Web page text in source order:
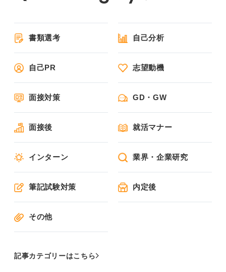
書類選考 自己分析
自己PR 志望動機
面接対策 GD・GW
面接後 就活マナー
インターン 業界・企業研究
筆記試験対策 内定後
その他
記事カテゴリーはこちら